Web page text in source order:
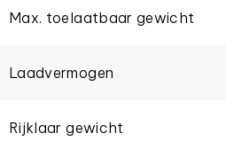
Max. toelaatbaar gewicht
Laadvermogen
Rijklaar gewicht